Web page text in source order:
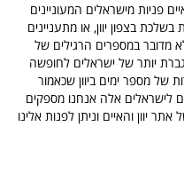
פניות מישראלים המעוניינים
בצפון יוון, או מתעניינים
לא מדובר במספרים הרגילים של
יותר של ישראלים לחופשה
של מספר ימים ביוון שכאמור
לישראלים אלה אנחנו מספקים
יוון והאיים וניתן לפנות אלינו